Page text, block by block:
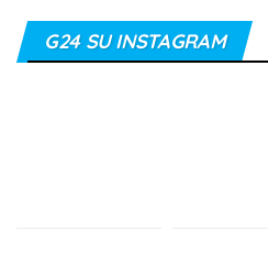
G24 SU INSTAGRAM